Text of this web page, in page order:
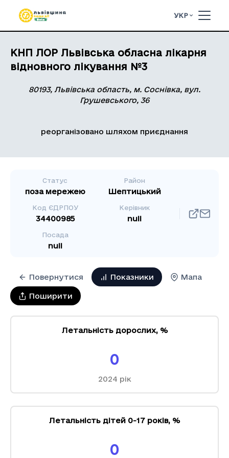
УКР
КНП ЛОР Львівська обласна лікарня
відновного лікування №3
80193, Львівська область, м. Соснівка, вул.
Грушевського, 36
реорганізовано шляхом приєднання
Статус
поза мережею
Район
Шептицький
Код ЄДРПОУ
34400985
Керівник
null
Посада
null
Повернутися Показники Мапа
Поширити
Летальність дорослих, %
0
2024 рік
Летальність дітей 0-17 років, %
0